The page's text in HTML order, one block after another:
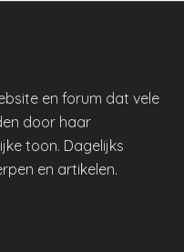
en forum dat vele
door haar
toon. Dagelijks
en artikelen.